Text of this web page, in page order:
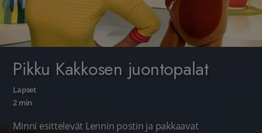
Pikku Kakkosen juontopalat
Lapset
2 min
Minni esittelevät Lennin postin ja pakkaavat